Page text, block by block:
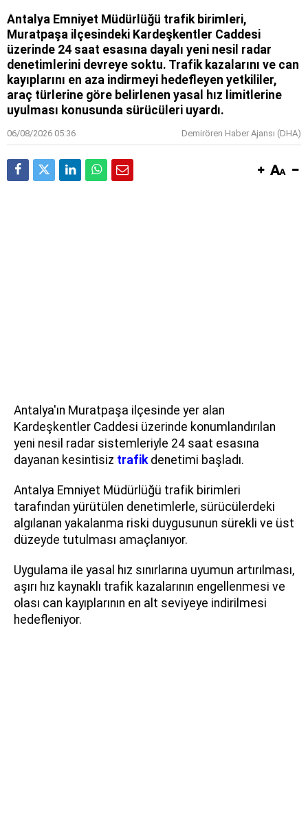
Antalya Emniyet Müdürlüğü trafik birimleri,
Muratpaşa ilçesindeki Kardeşkentler Caddesi
üzerinde 24 saat esasına dayalı yeni nesil radar
denetimlerini devreye soktu. Trafik kazalarını ve can
kayıplarını en aza indirmeyi hedefleyen yetkililer,
araç türlerine göre belirlenen yasal hız limitlerine
uyulması konusunda sürücüleri uyardı.
06/08/2026 05:36 Demirören Haber Ajansı (DHA)
Antalya'ın Muratpaşa ilçesinde yer alan
Kardeşkentler Caddesi üzerinde konumlandırılan
yeni nesil radar sistemleriyle 24 saat esasına
dayanan kesintisiz trafikdenetimi başladı.
Antalya Emniyet Müdürlüğü trafik birimleri
tarafından yürütülen denetimlerle, sürücülerdeki
algılanan yakalanma riski duygusunun sürekli ve üst
düzeyde tutulması amaçlanıyor.
Uygulama ile yasal hız sınırlarına uyumun artırılması,
aşırı hız kaynaklı trafik kazalarının engellenmesi ve
olası can kayıplarının en alt seviyeye indirilmesi
hedefleniyor.